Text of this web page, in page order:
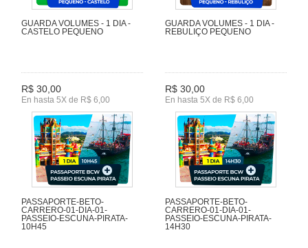
GUARDA VOLUMES - 1 DIA -
CASTELO PEQUENO
R$ 30,00
En hasta 5X de R$ 6,00
GUARDA VOLUMES - 1 DIA -
REBULIÇO PEQUENO
R$ 30,00
En hasta 5X de R$ 6,00
PASSAPORTE-BETO-
CARRERO-01-DIA-01-
PASSEIO-ESCUNA-PIRATA-
10H45
PASSAPORTE-BETO-
CARRERO-01-DIA-01-
PASSEIO-ESCUNA-PIRATA-
14H30